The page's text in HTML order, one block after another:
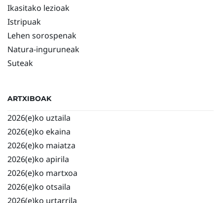
Ikasitako lezioak
Istripuak
Lehen sorospenak
Natura-inguruneak
Suteak
ARTXIBOAK
2026(e)ko uztaila
2026(e)ko ekaina
2026(e)ko maiatza
2026(e)ko apirila
2026(e)ko martxoa
2026(e)ko otsaila
2026(e)ko urtarrila